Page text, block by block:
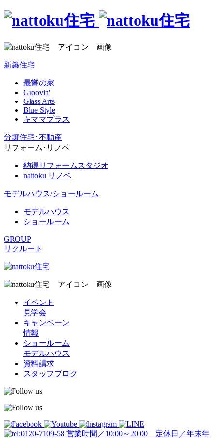
新築住宅
最響の家
Groovin'
Glass Arts
Blue Style
キママプラス
分譲住宅･不動産
リフォーム･リノベ
納得リフォームスタジオ
nattoku リノベ
モデルハウス/ショールーム
モデルハウス
ショールーム
GROUP
リクルート
イベント
見学会
キャンペーン
情報
ショールーム
モデルハウス
資料請求
スタッフブログ
営業時間／10:00～20:00 定休日／年末年